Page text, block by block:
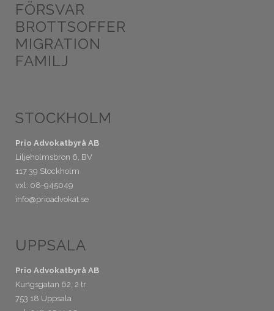
FÖRSVAR
BROTTSOFFER
MIGRATION
FAMILJ
STOCKHOLM
Prio Advokatbyrå AB
Liljeholmsbron 6, BV
117 39 Stockholm
vxl: 08-945049
info@prioadvokat.se
UPPSALA
Prio Advokatbyrå AB
Kungsgatan 62, 2 tr
753 18 Uppsala